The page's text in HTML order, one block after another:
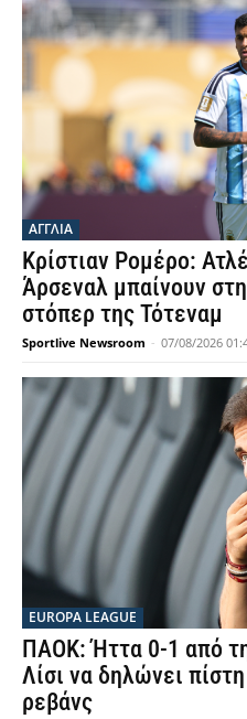
ΑΓΓΛΙΑ
Κρίστιαν Ρομέρο:
Άρσεναλ μπαίνουν
στόπερ της Τότεναμ
Sportlive Newsroom - 07/08/2026
EUROPA LEAGUE
ΠΑΟΚ: Ήττα 0-1 από
Λίσι να δηλώνει
ρεβάνς